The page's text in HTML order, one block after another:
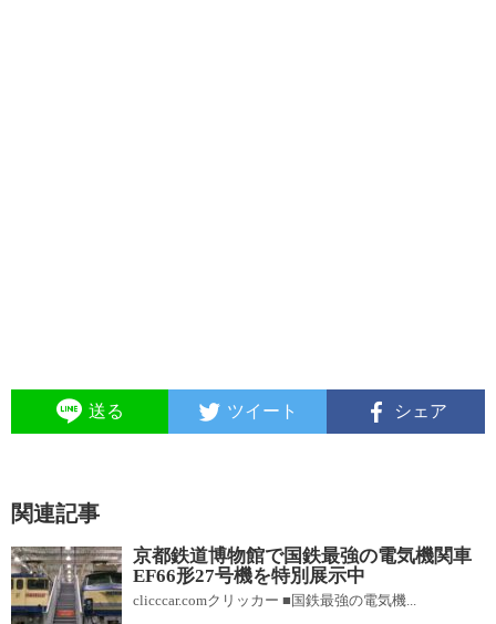
送る ツイート シェア
関連記事
京都鉄道博物館で国鉄最強の電気機関車
EF66形27号機を特別展示中
clicccar.comクリッカー ■国鉄最強の電気機...